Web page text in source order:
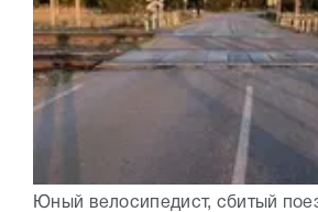
Юный велосипедист, сбитый